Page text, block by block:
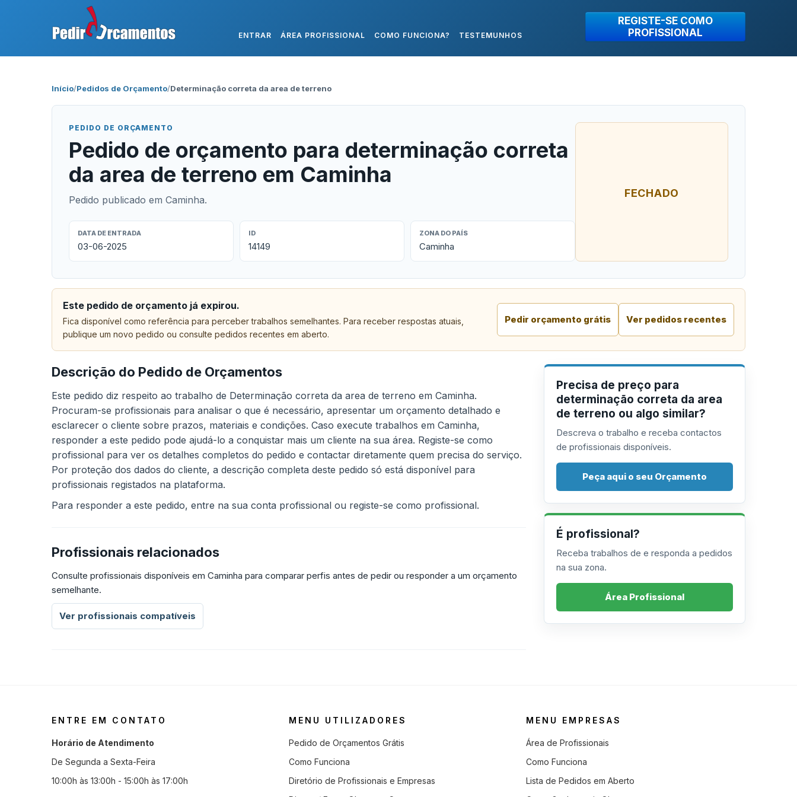
ENTRAR ÁREA PROFISSIONAL COMO FUNCIONA? TESTEMUNHOS
REGISTE-SE COMO
PROFISSIONAL
Início/Pedidos de Orçamento/Determinação correta da area de terreno
PEDIDO DE ORÇAMENTO
Pedido de orçamento para determinação correta
da area de terreno em Caminha
Pedido publicado em Caminha.
DATA DE ENTRADA
03-06-2025
ID
14149
ZONA DO PAÍS
Caminha
FECHADO
Este pedido de orçamento já expirou.
Fica disponível como referência para perceber trabalhos semelhantes. Para receber respostas atuais,
publique um novo pedido ou consulte pedidos recentes em aberto.
Pedir orçamento grátis Ver pedidos recentes
Descrição do Pedido de Orçamentos
Este pedido diz respeito ao trabalho de Determinação correta da area de terreno em Caminha.
Procuram-se profissionais para analisar o que é necessário, apresentar um orçamento detalhado e
esclarecer o cliente sobre prazos, materiais e condições. Caso execute trabalhos em Caminha,
responder a este pedido pode ajudá-lo a conquistar mais um cliente na sua área. Registe-se como
profissional para ver os detalhes completos do pedido e contactar diretamente quem precisa do serviço.
Por proteção dos dados do cliente, a descrição completa deste pedido só está disponível para
profissionais registados na plataforma.
Para responder a este pedido, entre na sua conta profissional ou registe-se como profissional.
Profissionais relacionados
Consulte profissionais disponíveis em Caminha para comparar perfis antes de pedir ou responder a um orçamento
semelhante.
Ver profissionais compatíveis
Precisa de preço para
determinação correta da area
de terreno ou algo similar?
Descreva o trabalho e receba contactos
de profissionais disponíveis.
Peça aqui o seu Orçamento
É profissional?
Receba trabalhos de e responda a pedidos
na sua zona.
Área Profissional
ENTRE EM CONTATO
Horário de Atendimento
De Segunda a Sexta-Feira
10:00h às 13:00h - 15:00h às 17:00h
MENU UTILIZADORES
Pedido de Orçamentos Grátis
Como Funciona
Diretório de Profissionais e Empresas
MENU EMPRESAS
Área de Profissionais
Como Funciona
Lista de Pedidos em Aberto